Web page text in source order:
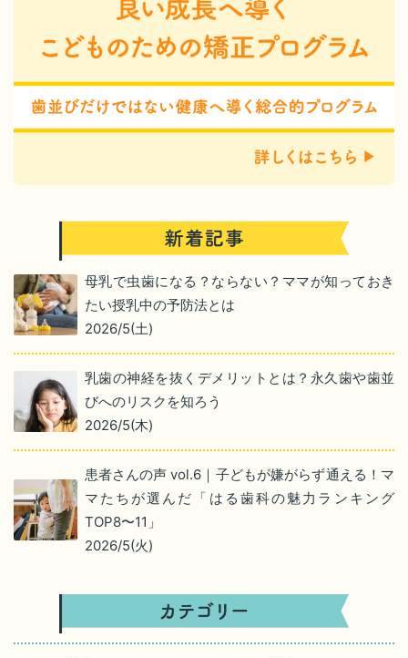
母乳で虫歯になる？ならない？ママが知っておき
たい授乳中の予防法とは
2026/5(土)
乳歯の神経を抜くデメリットとは？永久歯や歯並
びへのリスクを知ろう
2026/5(木)
患者さんの声 vol.6｜子どもが嫌がらず通える！マ
マたちが選んだ「はる歯科の魅力ランキング
TOP8〜11」
2026/5(火)